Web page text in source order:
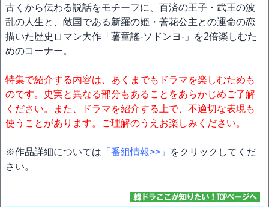
古くから伝わる説話をモチーフに、百済の王子・武王の波
乱の人生と、敵国である新羅の姫・善花公主との運命の恋
描いた歴史ロマン大作「薯童謠-ソドンヨ-」を2倍楽しむた
めのコーナー。
特集で紹介する内容は、あくまでもドラマを楽しむためも
のです。史実と異なる部分もあることをあらかじめご了解
ください。また、ドラマを紹介する上で、不適切な表現も
使うことがあります。ご理解のうえお楽しみください。
※作品詳細については 「番組情報>>」
をクリックしてくだ
さい。